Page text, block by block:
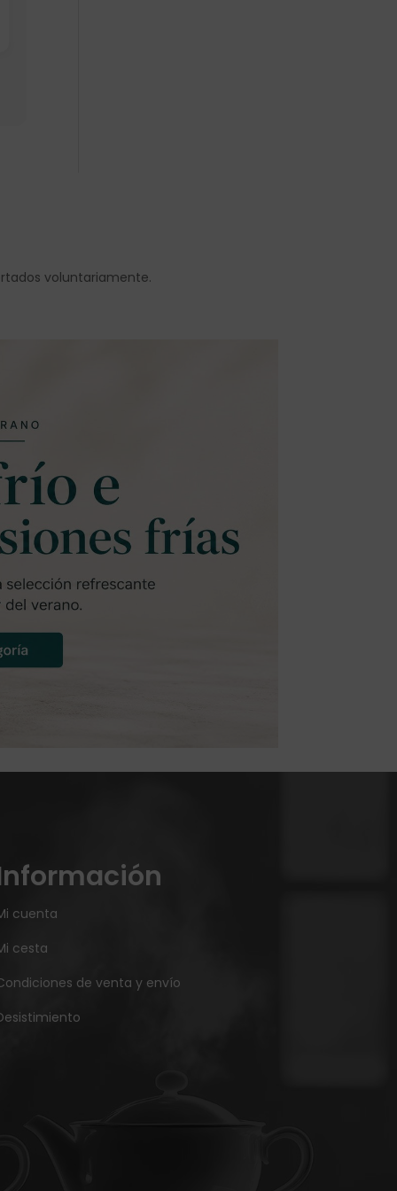
voluntariamente.
cuenta
cesta
de venta y envío